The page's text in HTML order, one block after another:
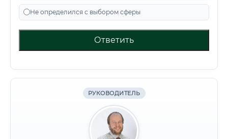
Не определился с выбором сферы
Ответить
РУКОВОДИТЕЛЬ